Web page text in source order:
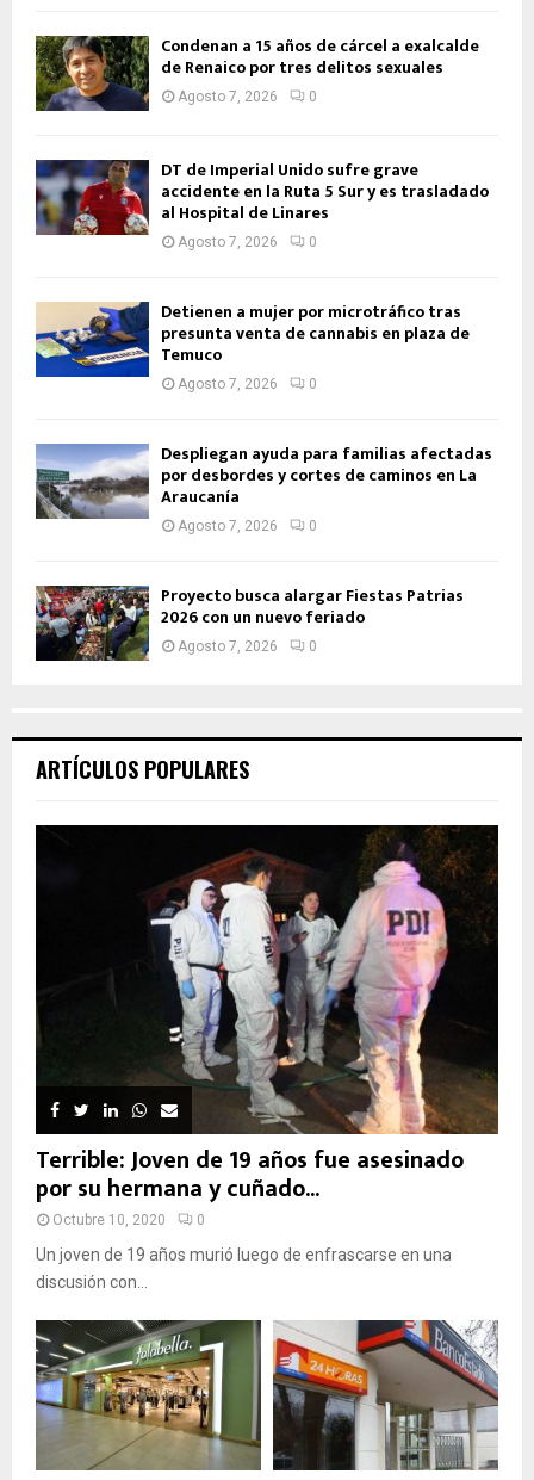
Condenan a 15 años de cárcel a exalcalde
de Renaico por tres delitos sexuales
Agosto 7, 2026 0
DT de Imperial Unido sufre grave
accidente en la Ruta 5 Sur y es trasladado
al Hospital de Linares
Agosto 7, 2026 0
Detienen a mujer por microtráfico tras
presunta venta de cannabis en plaza de
Temuco
Agosto 7, 2026 0
Despliegan ayuda para familias afectadas
por desbordes y cortes de caminos en La
Araucanía
Agosto 7, 2026 0
Proyecto busca alargar Fiestas Patrias
2026 con un nuevo feriado
Agosto 7, 2026 0
ARTÍCULOS POPULARES
Terrible: Joven de 19 años fue asesinado
por su hermana y cuñado...
Octubre 10, 2020 0
Un joven de 19 años murió luego de enfrascarse en una
discusión con...